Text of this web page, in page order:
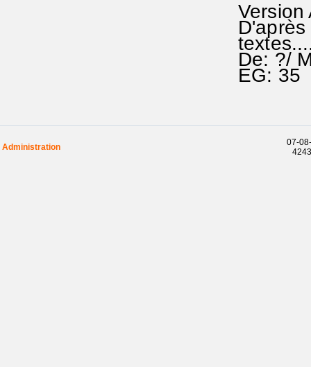
Version
De: ?/
EG: 35
Administration
07-